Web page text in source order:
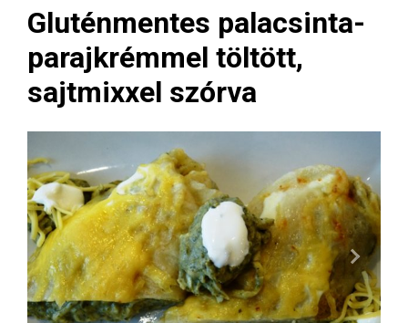
Gluténmentes palacsinta-
parajkrémmel töltött,
sajtmixxel szórva
Next